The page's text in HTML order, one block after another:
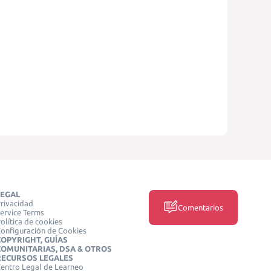
Terms
de cookies
de Cookies
GUÍAS
DSA & OTROS
LEGALES
Legal de Learneo
Comentarios